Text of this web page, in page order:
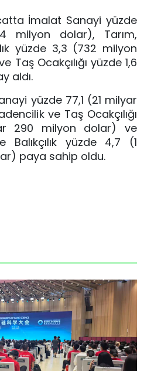
İmalat Sanayi yüzde
milyon dolar), Tarım,
yüzde 3,3 (732 milyon
Taş Ocakçılığı yüzde 1,6
aldı.
yüzde 77,1 (21 milyar
ve Taş Ocakçılığı
290 milyon dolar) ve
Balıkçılık yüzde 4,7 (1
paya sahip oldu.